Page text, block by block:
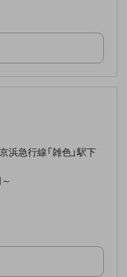
浜急行線「雑色」駅下